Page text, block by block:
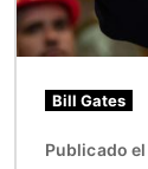
Bill Gates
Publicado